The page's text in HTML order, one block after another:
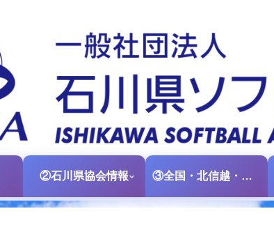
②石川県協会情報 ③全国・北信越・中日本大会情報